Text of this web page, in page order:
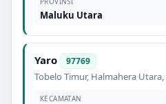
Maluku Utara
Yaro 97769
Tobelo Timur, Halmahera Utara,
KECAMATAN